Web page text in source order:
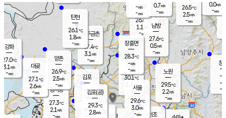
양주
26.6℃
1.1
-mm
경서동
27.3℃
2.1 m/s
-mm
파주금촌
27.4℃
3.1 m/s
-mm
26.5℃
2.5m/s
-mm
대곶
27.1℃
2.6m/s
-mm
창
-
-m/
-
탄현
26.1℃
1.8m/s
-mm
0.0m/s
-mm
김포
- ℃
-m/s
mm
광명
부천
양촌
26.9℃
2.5m/s
-mm
구로
은평
30.1℃
2.7 m/s
- mm
노원
29.5℃
2.2m/s
-mm
서초
남방
27.6℃
0.5m/s
-mm
장흥면
28.3℃
-m/s
-mm
-m/s
-mm
강화
27.0℃
3.1 m/s
-mm
김포(공)
29.3℃
2.8m/s
서울
29.6℃
3.0m/s
-mm
0.7m/s
-mm